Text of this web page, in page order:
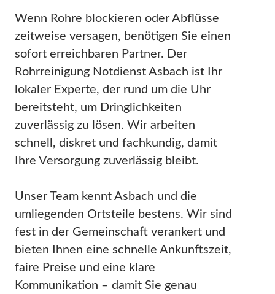
Wenn Rohre blockieren oder Abflüsse
zeitweise versagen, benötigen Sie einen
sofort erreichbaren Partner. Der
Rohrreinigung Notdienst Asbach ist Ihr
lokaler Experte, der rund um die Uhr
bereitsteht, um Dringlichkeiten
zuverlässig zu lösen. Wir arbeiten
schnell, diskret und fachkundig, damit
Ihre Versorgung zuverlässig bleibt.
Unser Team kennt Asbach und die
umliegenden Ortsteile bestens. Wir sind
fest in der Gemeinschaft verankert und
bieten Ihnen eine schnelle Ankunftszeit,
faire Preise und eine klare
Kommunikation – damit Sie genau